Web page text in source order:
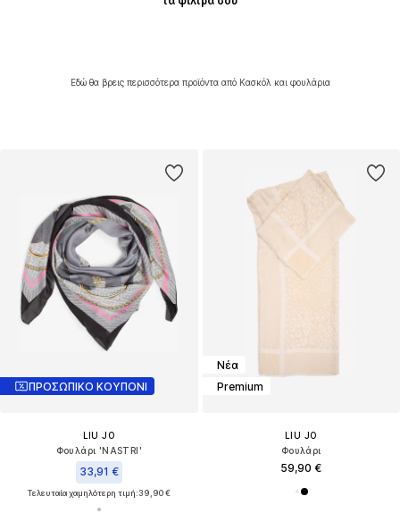
Εδώ θα βρεις περισσότερα προϊόντα από Κασκόλ και φουλάρια
ΠΡΟΣΩΠΙΚΟ ΚΟΥΠΟΝΙ
LIU JO
Φουλάρι 'NASTRI'
33,91 €
Τελευταία χαμηλότερη τιμή:39,90 €
Νέα
Premium
LIU JO
Φουλάρι
59,90 €